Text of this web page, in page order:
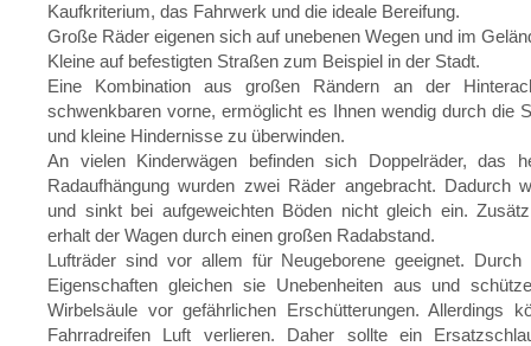
Kaufkriterium, das Fahrwerk und die ideale Bereifung.
Große Räder eigenen sich auf unebenen Wegen und im
Kleine auf befestigten Straßen zum Beispiel in der Stadt.
Eine Kombination aus großen Rändern an der
schwenkbaren vorne, ermöglicht es Ihnen wendig durch die
und kleine Hindernisse zu überwinden.
An vielen Kinderwägen befinden sich Doppelräder, das
Radaufhängung wurden zwei Räder angebracht. Dadurch
und sinkt bei aufgeweichten Böden nicht gleich ein.
erhalt der Wagen durch einen großen Radabstand.
Lufträder sind vor allem für Neugeborene geeignet. Durch
Eigenschaften gleichen sie Unebenheiten aus und
Wirbelsäule vor gefährlichen Erschütterungen. Allerdings
Fahrradreifen Luft verlieren. Daher sollte ein